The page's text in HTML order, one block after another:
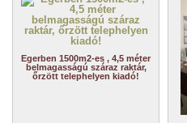
Egerben 1500m2-es , 4,5 méter
belmagasságú száraz raktár,
őrzött telephelyen kiadó!